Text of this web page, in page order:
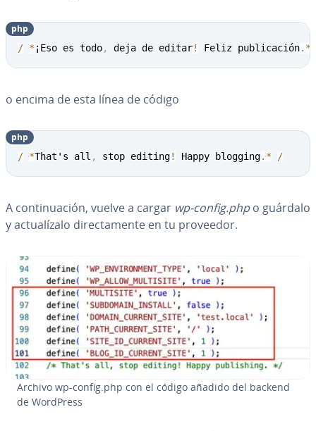
/ * ¡Eso es todo, deja de editar! Feliz publicación. *
php
o encima de esta línea de código
/ *That's all , stop editing! Happy blogging. * /
php
A co­n­ti­nua­ción, vuelve a cargar wp-config.phpo guárdalo
y ac­tua­lí­za­lo di­re­c­ta­me­n­te en tu proveedor.
Archivo wp-config.php con el código añadido del backend
de WordPress